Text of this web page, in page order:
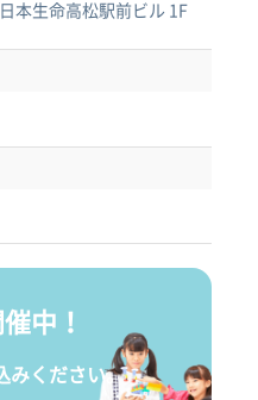
本生命高松駅前ビル 1F
中！
みください。